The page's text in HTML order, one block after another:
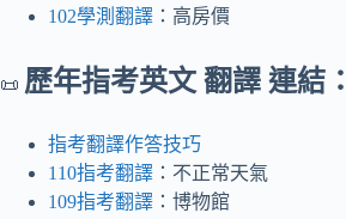
102學測翻譯 ：高房價
📜 歷年指考英文 翻譯 連結：
指考翻譯作答技巧
110指考翻譯 ：不正常天氣
109指考翻譯 ：博物館